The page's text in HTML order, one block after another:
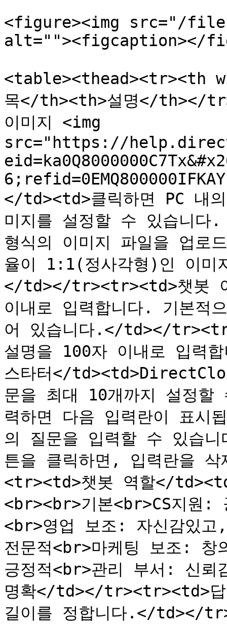
<figure><img src="/files/
alt=""><figcaption></
<table><thead><tr><th
목</th><th>설명</th></
이미지 <img
src="https://
</td><td>클릭하면 PC 내
미지를 설정할 수 있습니다
형식의 이미지 파일을 업로
율이 1:1(정사각형)인 이미
</td></tr><tr><td>챗봇
이내로 입력합니다. 기본적
어 있습니다.</td></
설명을 100자 이내로 입
스타터</
문을 최대 10개까지 설정
력하면 다음 입력란이 표시
의 질문을 입력할 수 있습
튼을 클릭하면, 입력란을
<tr><td>챗봇 역할</
<br><br>기본<br>CS지원:
<br>영업 보조: 자신감있고
전문적<br>마케팅 보조: 창
긍정적<br>관리 부서: 신뢰
명확</td></tr><tr><td>답
길이를 정합니다.</td></